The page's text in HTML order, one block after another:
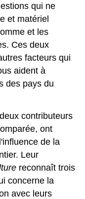
qui ne
et matériel
et les
Ces deux
facteurs qui
aident à
des pays du
contributeurs
ont
de la
Leur
reconnaît trois
concerne la
avec leurs